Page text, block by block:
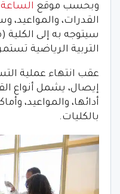
وبحسب موقع الساعة
القدرات، والمواعيد،
سيتوجه به إلى الكلية
التربية الرياضية
عقب انتهاء عملية
إيصال، يشمل أنواع
أدائها، والمواعيد،
بالكليات.